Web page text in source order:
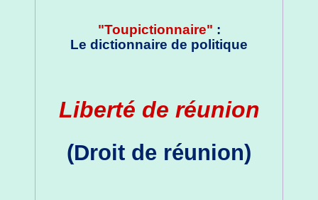
"Toupictionnaire" :
Le dictionnaire de politique
Liberté de réunion
(Droit de réunion)